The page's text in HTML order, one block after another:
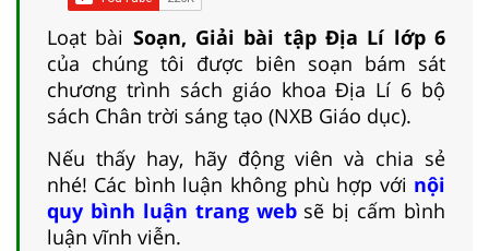
Loạt bài Soạn, Giải bài tập Địa Lí lớp 6
của chúng tôi được biên soạn bám sát
chương trình sách giáo khoa Địa Lí 6 bộ
sách Chân trời sáng tạo (NXB Giáo dục).
Nếu thấy hay, hãy động viên và chia sẻ
nhé! Các bình luận không phù hợp với nội
quy bình luận trang websẽ bị cấm bình
luận vĩnh viễn.